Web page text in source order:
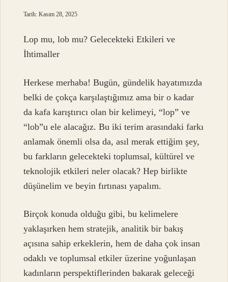
Tarih: Kasım 28, 2025
Lop mu, lob mu? Gelecekteki Etkileri ve
İhtimaller
Herkese merhaba! Bugün, gündelik hayatımızda
belki de çokça karşılaştığımız ama bir o kadar
da kafa karıştırıcı olan bir kelimeyi, “lop” ve
“lob”u ele alacağız. Bu iki terim arasındaki farkı
anlamak önemli olsa da, asıl merak ettiğim şey,
bu farkların gelecekteki toplumsal, kültürel ve
teknolojik etkileri neler olacak? Hep birlikte
düşünelim ve beyin fırtınası yapalım.
Birçok konuda olduğu gibi, bu kelimelere
yaklaşırken hem stratejik, analitik bir bakış
açısına sahip erkeklerin, hem de daha çok insan
odaklı ve toplumsal etkiler üzerine yoğunlaşan
kadınların perspektiflerinden bakarak geleceği